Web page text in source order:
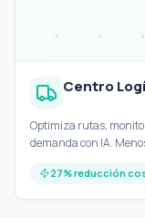
Centro
Optimiza rutas,
demanda con IA.
27% reducción